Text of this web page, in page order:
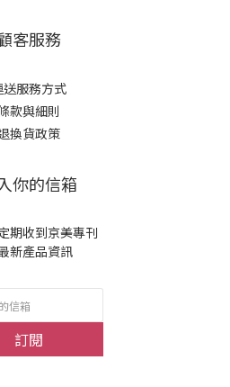
客服務
送服務方式
款與細則
換貨政策
你的信箱
期收到京美專刊
新產品資訊
訂閱